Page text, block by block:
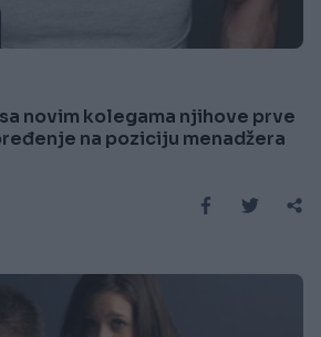
novim kolegama njihove prve
na poziciju menadžera